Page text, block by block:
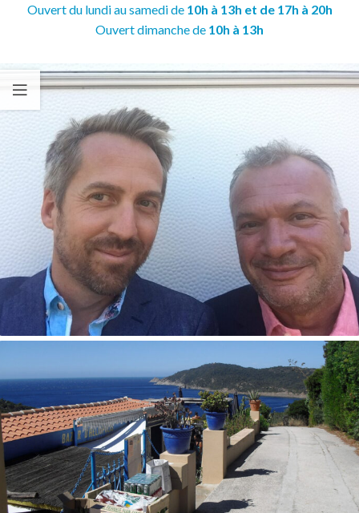
Ouvert du lundi au samedi de 10h à 13h et de 17h à 20h
Ouvert dimanche de 10h à 13h